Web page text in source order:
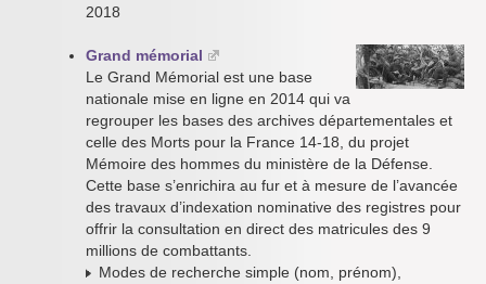
2018
Grand mémorial
Le Grand Mémorial est une base
nationale mise en ligne en 2014 qui va
regrouper les bases des archives départementales et
celle des Morts pour la France 14-18, du projet
Mémoire des hommes du ministère de la Défense.
Cette base s’enrichira au fur et à mesure de l’avancée
des travaux d’indexation nominative des registres pour
offrir la consultation en direct des matricules des 9
millions de combattants.
Modes de recherche simple (nom, prénom),